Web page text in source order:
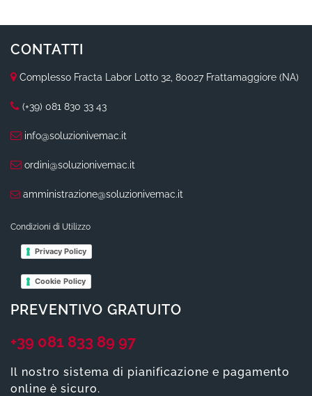
CONTATTI
Complesso Fracta Labor Lotto 32, 80027 Frattamaggiore (NA)
(+39) 081 830 33 43
info@soluzionivemac.it
ordini@soluzionivemac.it
amministrazione@soluzionivemac.it
Condizioni di Utilizzo
Privacy Policy
Cookie Policy
PREVENTIVO GRATUITO
+39 081 833 89 97
Il nostro sistema di pianificazione e pagamento
online è sicuro.